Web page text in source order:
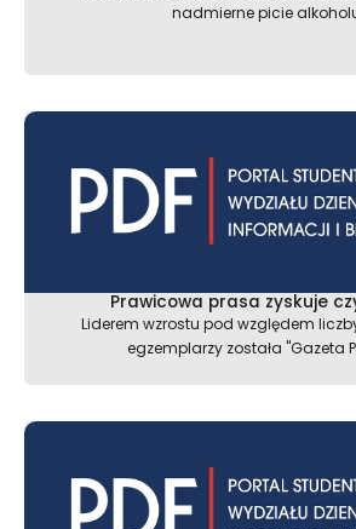
nadmierne picie
Prawicowa prasa zyskuje
Liderem wzrostu pod względem
egzemplarzy została "Gazeta